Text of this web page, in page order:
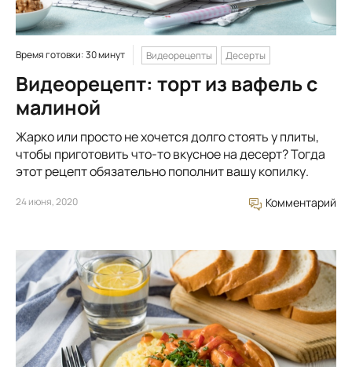
Время готовки: 30 минут Видеорецепты Десерты
Видеорецепт: торт из вафель с
малиной
Жарко или просто не хочется долго стоять у плиты,
чтобы приготовить что-то вкусное на десерт? Тогда
этот рецепт обязательно пополнит вашу копилку.
24 июня, 2020 Комментарий